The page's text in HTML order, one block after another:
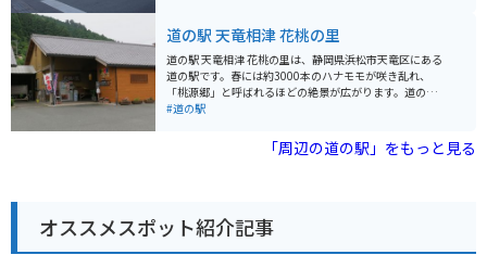
工芸「安倍川ガラス」の工房があり、体験教室も開催さ
れています。 バイクでのツーリングにも最適な場所で、
駐車場も広く休憩にぴったりです。周辺には、温泉施設
やキャンプ場もあり、自然豊かな環境の中でゆったりと
過ごすことができます。 地元の名産品としては、わさび
道の駅 天竜相津 花桃の里
道の駅 天竜相津 花桃の里は、静岡県浜松市天竜区にある
道の駅です。春には約3000本のハナモモが咲き乱れ、
「桃源郷」と呼ばれるほどの絶景が広がります。道の駅
には、地元で採れた新鮮な野菜や果物の直売所、地元食
クツーリングで訪れる場合、道の駅には広い駐車場が完
備されているので安心です。春には満開のハナモモ並木
リングの拠点としても最適です。 名産品としては、地元
産の新鮮な野菜や果物のほか、お茶や山菜なども人気で
#道の駅
「周辺の道の駅」をもっと見る
オススメスポット紹介記事